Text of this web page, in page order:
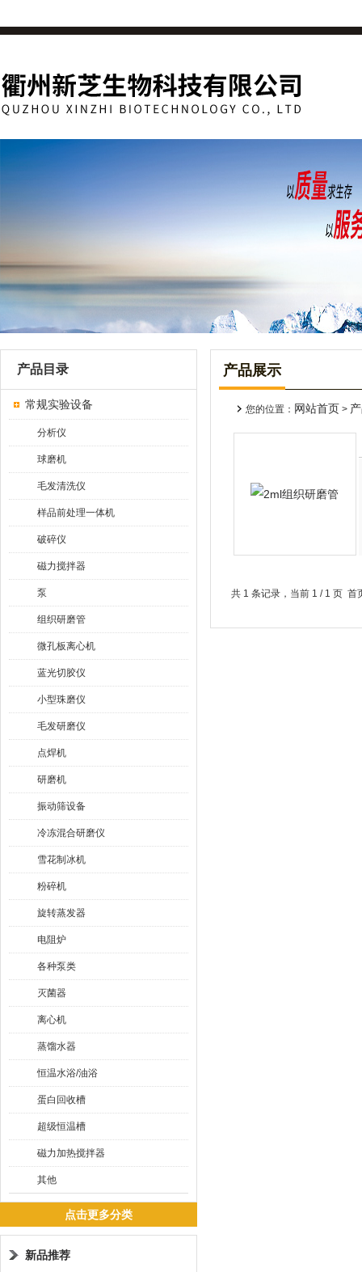
产品目录
常规实验设备
分析仪
球磨机
毛发清洗仪
样品前处理一体机
破碎仪
磁力搅拌器
泵
组织研磨管
微孔板离心机
蓝光切胶仪
小型珠磨仪
毛发研磨仪
点焊机
研磨机
振动筛设备
冷冻混合研磨仪
雪花制冰机
粉碎机
旋转蒸发器
电阻炉
各种泵类
灭菌器
离心机
蒸馏水器
恒温水浴/油浴
蛋白回收槽
超级恒温槽
磁力加热搅拌器
其他
点击更多分类
新品推荐
产品展示
您的位置： 网站首页 >
共 1 条记录，当前 1 / 1 页